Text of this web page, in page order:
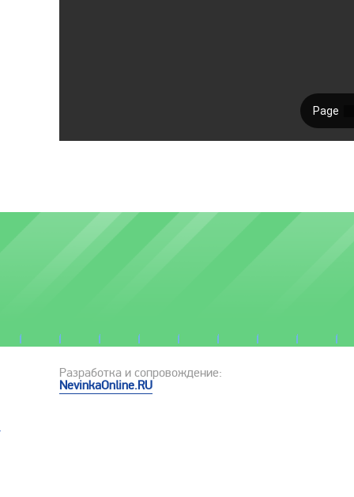
Разработка и сопровождение:
NevinkaOnline.RU